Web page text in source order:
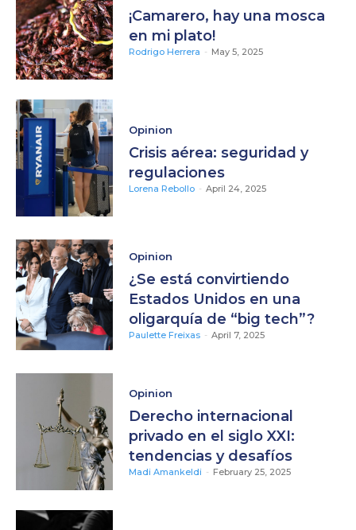
¡Camarero, hay una mosca
en mi plato!
Rodrigo Herrera - May 5, 2025
Opinion
Crisis aérea: seguridad y
regulaciones
Lorena Rebollo - April 24, 2025
Opinion
¿Se está convirtiendo
Estados Unidos en una
oligarquía de “big tech”?
Paulette Freixas - April 7, 2025
Opinion
Derecho internacional
privado en el siglo XXI:
tendencias y desafíos
Madi Amankeldi - February 25, 2025